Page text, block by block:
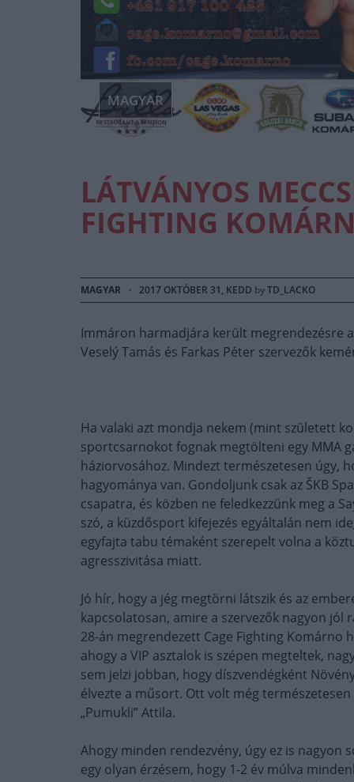
MAGYAR
LÁTVÁNYOS
FIGHTING
MAGYAR · 2017 OKTÓBER 31, KEDD byTD_LACKO
Immáron harmadjára került megrendezésre
Veselý Tamás és Farkas Péter szervezők
Ha valaki azt mondja nekem (mint született
sportcsarnokot fognak megtölteni egy MMA
háziorvosához. Mindezt természetesen úgy,
hagyománya van. Gondoljunk csak az ŠKB
csapatra, és közben ne feledkezzünk meg a
szó, a küzdősport kifejezés egyáltalán nem
egyfajta tabu témaként szerepelt volna a
agresszivitása miatt.
Jó hír, hogy a jég megtörni látszik és az
kapcsolatosan, amire a szervezők nagyon
28-án megrendezett Cage Fighting Komárno
ahogy a VIP asztalok is szépen megteltek,
sem jelzi jobban, hogy díszvendégként
élvezte a műsort. Ott volt még
„Pumukli” Attila.
Ahogy minden rendezvény, úgy ez is nagyon
egy olyan érzésem, hogy 1-2 év múlva